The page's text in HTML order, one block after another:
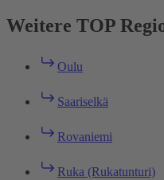
Weitere TOP
Oulu
Saariselkä
Rovaniemi
Ruka (Rukatunturi)